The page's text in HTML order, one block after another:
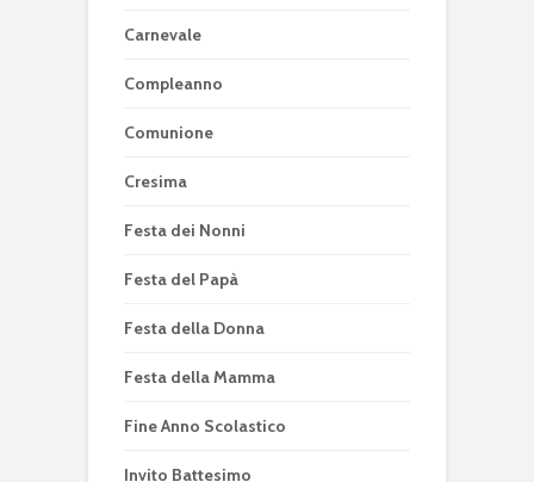
Carnevale
Compleanno
Comunione
Cresima
Festa dei Nonni
Festa del Papà
Festa della Donna
Festa della Mamma
Fine Anno Scolastico
Invito Battesimo